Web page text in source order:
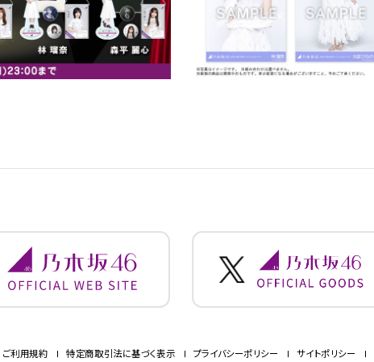
ご利用規約 特定商取引法に基づく表示 プライバシーポリシー サイトポリシー